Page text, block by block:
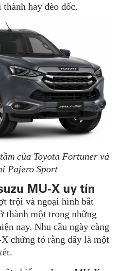
hay đèo dốc.
của Toyota Fortuner và
Pajero Sport
MU-X uy tín
trội và ngoại hình bắt
thành một trong những
nay. Nhu cầu ngày càng
chứng tỏ rằng đây là một